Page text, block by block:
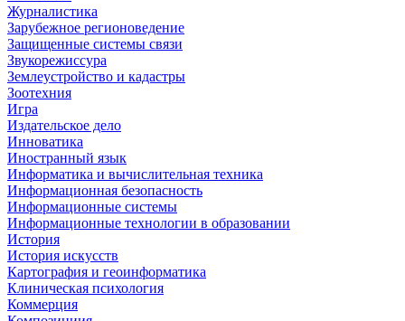
Журналистика
Зарубежное регионоведение
Защищенные системы связи
Звукорежиссура
Землеустройство и кадастры
Зоотехния
Игра
Издательское дело
Инноватика
Иностранный язык
Информатика и вычислительная техника
Информационная безопасность
Информационные системы
Информационные технологии в образовании
История
История искусств
Картография и геоинформатика
Клиническая психология
Коммерция